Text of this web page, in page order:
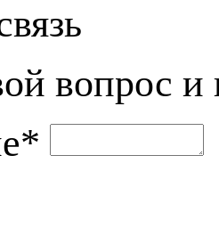
вопрос
*